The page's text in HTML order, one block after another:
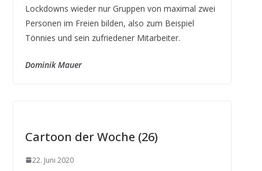
Lockdowns wieder nur Gruppen von maximal zwei
Personen im Freien bilden, also zum Beispiel
Tönnies und sein zufriedener Mitarbeiter.
Dominik Mauer
Cartoon der Woche (26)
22. Juni 2020